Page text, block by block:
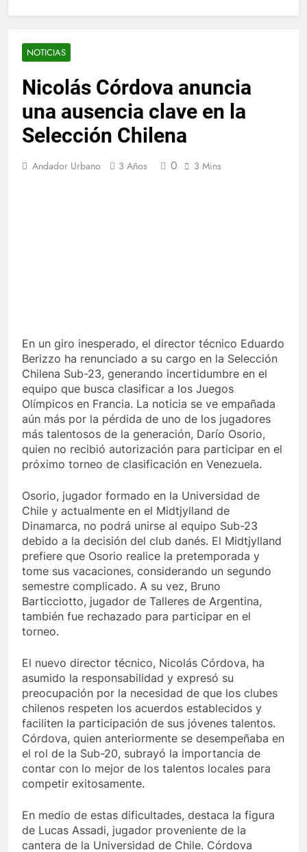
NOTICIAS
Nicolás Córdova anuncia
una ausencia clave en la
Selección Chilena
Andador Urbano 3 Años 0 3 Mins
En un giro inesperado, el director técnico Eduardo
Berizzo ha renunciado a su cargo en la Selección
Chilena Sub-23, generando incertidumbre en el
equipo que busca clasificar a los Juegos
Olímpicos en Francia. La noticia se ve empañada
aún más por la pérdida de uno de los jugadores
más talentosos de la generación, Darío Osorio,
quien no recibió autorización para participar en el
próximo torneo de clasificación en Venezuela.
Osorio, jugador formado en la Universidad de
Chile y actualmente en el Midtjylland de
Dinamarca, no podrá unirse al equipo Sub-23
debido a la decisión del club danés. El Midtjylland
prefiere que Osorio realice la pretemporada y
tome sus vacaciones, considerando un segundo
semestre complicado. A su vez, Bruno
Barticciotto, jugador de Talleres de Argentina,
también fue rechazado para participar en el
torneo.
El nuevo director técnico, Nicolás Córdova, ha
asumido la responsabilidad y expresó su
preocupación por la necesidad de que los clubes
chilenos respeten los acuerdos establecidos y
faciliten la participación de sus jóvenes talentos.
Córdova, quien anteriormente se desempeñaba en
el rol de la Sub-20, subrayó la importancia de
contar con lo mejor de los talentos locales para
competir exitosamente.
En medio de estas dificultades, destaca la figura
de Lucas Assadi, jugador proveniente de la
cantera de la Universidad de Chile. Córdova